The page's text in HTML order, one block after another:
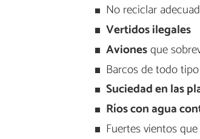
No reciclar
Vertidos ilegales
Avionesque
Barcos de todo tipo
Suciedad en las
Ríos con agua
Fuertes vientos